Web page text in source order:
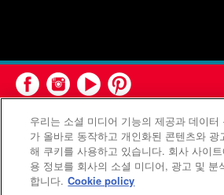
연합감리교회 공보부(United Methodist
합감리교회의 기관입
우리는 소셜 미디어 기능의 제공과 데이터
가 올바로 동작하고 개인화된 콘텐츠와 광
해 쿠키를 사용하고 있습니다. 회사 사이
용 정보를 회사의 소셜 미디어, 광고 및 분
합니다. Cookie policy